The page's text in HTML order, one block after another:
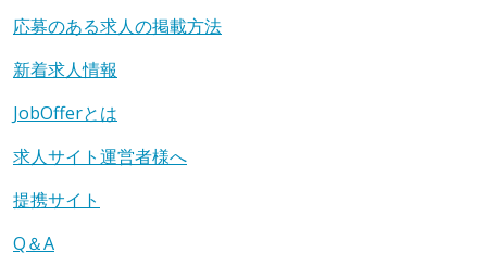
応募のある求人の掲載方法
新着求人情報
JobOfferとは
求人サイト運営者様へ
提携サイト
Q＆A